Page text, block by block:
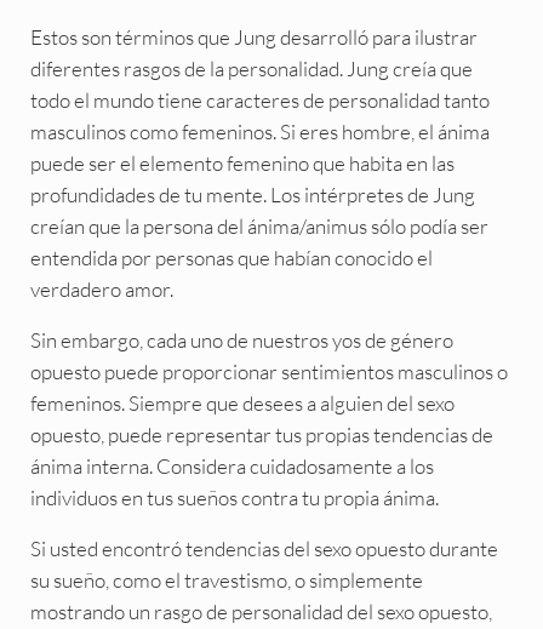
Estos son términos que Jung desarrolló para ilustrar
diferentes rasgos de la personalidad. Jung creía que
todo el mundo tiene caracteres de personalidad tanto
masculinos como femeninos. Si eres hombre, el ánima
puede ser el elemento femenino que habita en las
profundidades de tu mente. Los intérpretes de Jung
creían que la persona del ánima/animus sólo podía ser
entendida por personas que habían conocido el
verdadero amor.
Sin embargo, cada uno de nuestros yos de género
opuesto puede proporcionar sentimientos masculinos o
femeninos. Siempre que desees a alguien del sexo
opuesto, puede representar tus propias tendencias de
ánima interna. Considera cuidadosamente a los
individuos en tus sueños contra tu propia ánima.
Si usted encontró tendencias del sexo opuesto durante
su sueño, como el travestismo, o simplemente
mostrando un rasgo de personalidad del sexo opuesto,